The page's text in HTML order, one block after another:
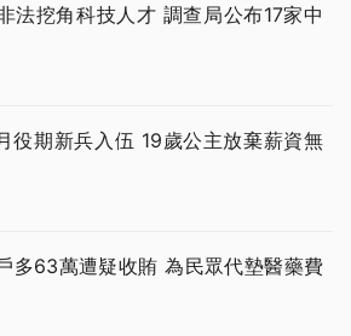
法挖角科技人才 調查局公布17家中
役期新兵入伍 19歲公主放棄薪資無
多63萬遭疑收賄 為民眾代墊醫藥費